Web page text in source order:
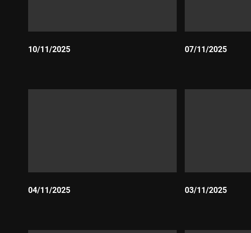
10/11/2025 07/11/2025
04/11/2025 03/11/2025